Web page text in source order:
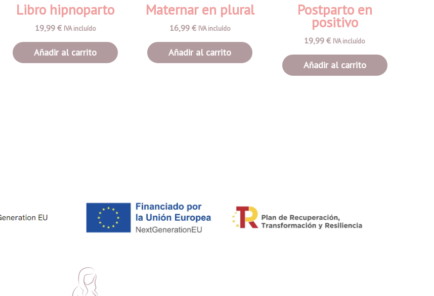
Libro hipnoparto
19,99 € IVA incluído
Añadir al carrito
Maternar en plural
16,99 € IVA incluído
Añadir al carrito
Postparto en
positivo
19,99€ IVA incluído
Añadir al carrito